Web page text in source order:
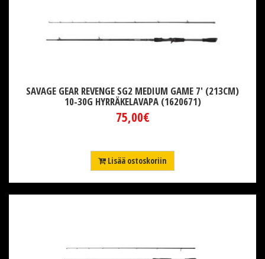
SAVAGE GEAR REVENGE SG2 MEDIUM GAME 7' (213CM)
10-30G HYRRÄKELAVAPA (1620671)
75,00€
Lisää ostoskoriin